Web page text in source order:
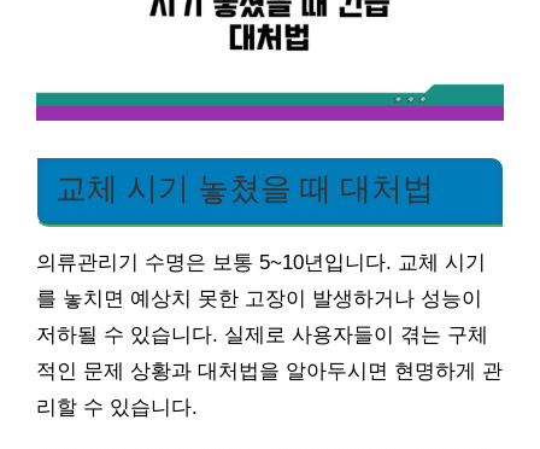
교체 시기 놓쳤을 때 대처법
의류관리기 수명은 보통 5~10년입니다. 교체 시기
를 놓치면 예상치 못한 고장이 발생하거나 성능이
저하될 수 있습니다. 실제로 사용자들이 겪는 구체
적인 문제 상황과 대처법을 알아두시면 현명하게 관
리할 수 있습니다.